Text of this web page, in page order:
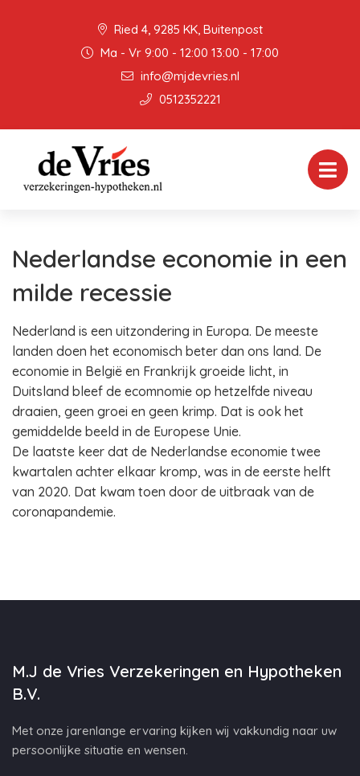
Ried 4, 9285 KK, Buitenpost
Ma - Vr 9:00 - 12:00 13:00 - 17:00
info@mjdevries.nl
0512352221
Nederlandse economie in een
milde recessie
Nederland is een uitzondering in Europa. De meeste
landen doen het economisch beter dan ons land. De
economie in België en Frankrijk groeide licht, in
Duitsland bleef de ecomnomie op hetzelfde niveau
draaien, geen groei en geen krimp. Dat is ook het
gemiddelde beeld in de Europese Unie.
De laatste keer dat de Nederlandse economie twee
kwartalen achter elkaar kromp, was in de eerste helft
van 2020. Dat kwam toen door de uitbraak van de
coronapandemie.
M.J de Vries Verzekeringen en Hypotheken
B.V.
Met onze jarenlange ervaring kijken wij vakkundig naar uw
persoonlijke situatie en wensen.